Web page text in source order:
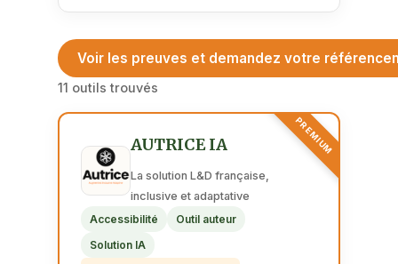
Voir les preuves et demandez votre
11 outils trouvés
PREMIUM
AUTRICE IA
La solution L&D française,
inclusive et adaptative
Accessibilité
Outil auteur
Solution IA